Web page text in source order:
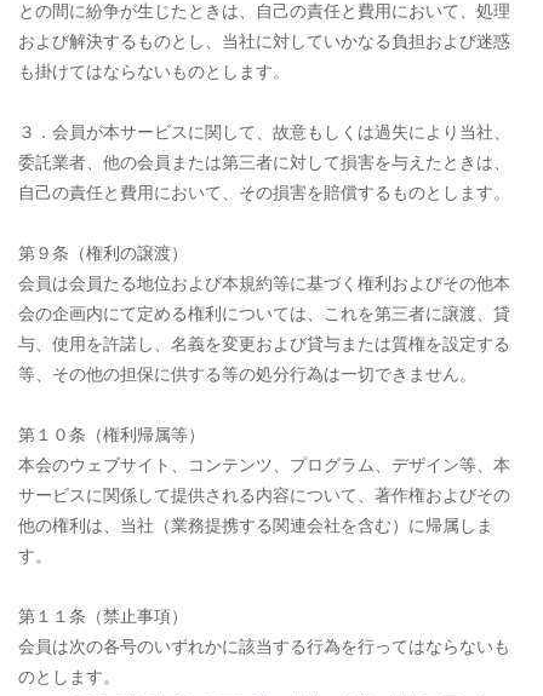
との間に紛争が生じたときは、自己の責任と費用において、処理
および解決するものとし、当社に対していかなる負担および迷惑
も掛けてはならないものとします。
３．会員が本サービスに関して、故意もしくは過失により当社、
委託業者、他の会員または第三者に対して損害を与えたときは、
自己の責任と費用において、その損害を賠償するものとします。
第９条（権利の譲渡）
会員は会員たる地位および本規約等に基づく権利およびその他本
会の企画内にて定める権利については、これを第三者に譲渡、貸
与、使用を許諾し、名義を変更および貸与または質権を設定する
等、その他の担保に供する等の処分行為は一切できません。
第１０条（権利帰属等）
本会のウェブサイト、コンテンツ、プログラム、デザイン等、本
サービスに関係して提供される内容について、著作権およびその
他の権利は、当社（業務提携する関連会社を含む）に帰属しま
す。
第１１条（禁止事項）
会員は次の各号のいずれかに該当する行為を行ってはならないも
のとします。